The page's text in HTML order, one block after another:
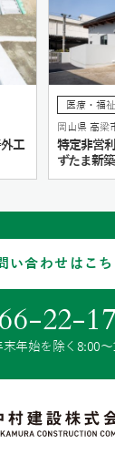
工
医療・福
岡山県 高梁
特定非営
ずたま新
い合わせはこち
22-
年始を除く8:00〜